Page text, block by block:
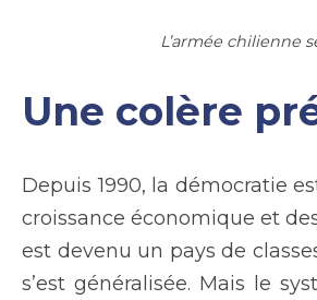
L’armée chilienne
Une colère
Depuis 1990, la démocratie
croissance économique et
est devenu un pays de
s’est généralisée. Mais le